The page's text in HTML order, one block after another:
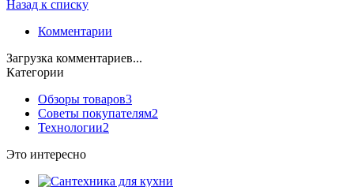
Назад к списку
Комментарии
Загрузка комментариев...
Категории
Обзоры товаров3
Советы покупателям2
Технологии2
Это интересно